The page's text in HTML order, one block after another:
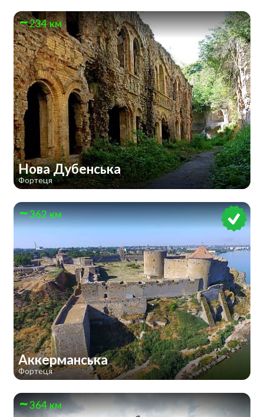
234 км
Нова Дубенська
Фортеця
362 км
Аккерманська
Фортеця
364 км